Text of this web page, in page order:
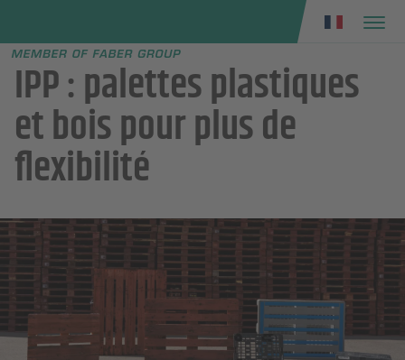
menu
IPP : palettes plastiques
et bois pour plus de
flexibilité